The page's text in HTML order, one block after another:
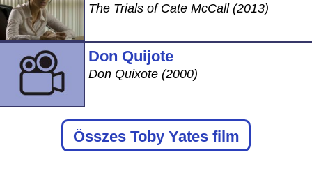
The Trials of Cate McCall (2013)
Don Quijote
Don Quixote (2000)
Összes Toby Yates film